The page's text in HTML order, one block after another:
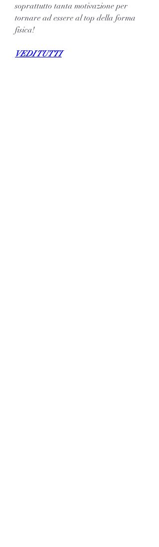
soprattutto tanta motivazione per
tornare ad essere al top della forma
fisica!
VEDI TUTTI